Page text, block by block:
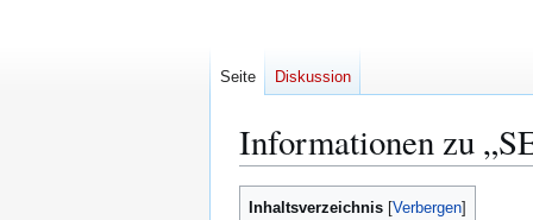
Informationen zu
Zur
Zur
Inhaltsverzeichnis
Seite Diskussion